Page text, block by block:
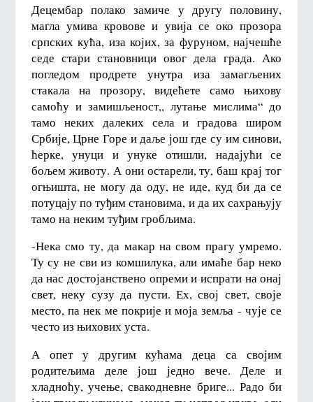
Децембар полако замиче у другу половину,
магла умива кровове и увија се око прозора
српских кућа, иза којих, за фуруном, најчешће
седе стари становници овог дела града. Ако
погледом продрете унутра иза замагљених
стакала на прозору, видећете само њихову
самоћу и замишљеност,, лутање мислима“ до
тамо неких далеких села и градова широм
Србије, Црне Горе и даље још где су им синови,
ћерке, унуци и унуке отишли, надајући се
бољем животу. А они остарели, ту, баш крај тог
огњишта, не могу да оду, не иде, куд би да се
потуцају по туђим становима, и да их сахрањују
тамо на неким туђим гробљима.
-Нека смо ту, да макар на свом прагу умремо.
Ту су не сви из комшилука, али имаће бар неко
да нас достојанствено опреми и испрати на онај
свет, неку сузу да пусти. Ех, свој свет, своје
место, па нек ме покрије и моја земља - чује се
често из њихових уста.
А опет у другим кућама деца са својим
родитељима деле још једно вече. Деле и
хладноћу, учење, свакодневне бриге... Радо би